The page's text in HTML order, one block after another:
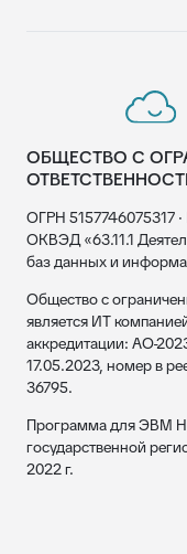
ОБЩЕСТВО С
ОГРН 5157746075317
ОКВЭД «63.11.1
баз данных и
Общество с
является ИТ
аккредитации: АО-
17.05.2023, номер в
36795.
Программа для ЭВМ
государственной
2022 г.